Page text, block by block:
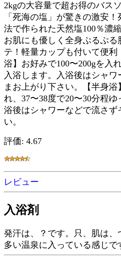
2kgの大容量で超お得のバス
「死海の塩」が驚きの激安
法で作られた天然塩100％濃
お肌にも優しく全身ぷるぷる
テ！軽量カップも付いて便
浴】お好みで100〜200gを入
入浴します。入浴後はシャワ
まお上がり下さい。【半身浴
れ、37〜38度で20〜30分程
浴後はシャワーなどで流さず
い。
評価: 4.67
レビュー
入浴剤
発汗は、？です。只、肌は
多い温泉に入っている感じで